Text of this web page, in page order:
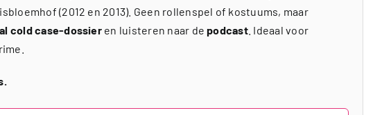
(2012 en 2013). Geen rollenspel of kostuums, maar
cold case-dossieren luisteren naar depodcast. Ideaal voor